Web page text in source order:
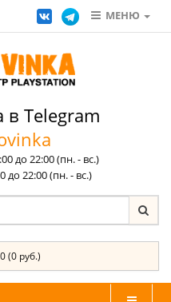
МЕНЮ
в Telegram
до 22:00 (пн. - вс.)
до 22:00 (пн. - вс.)
(0 руб.)